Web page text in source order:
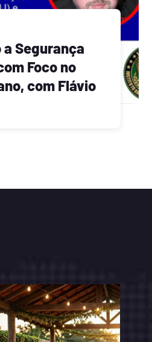
Segurança
Foco no
com Flávio